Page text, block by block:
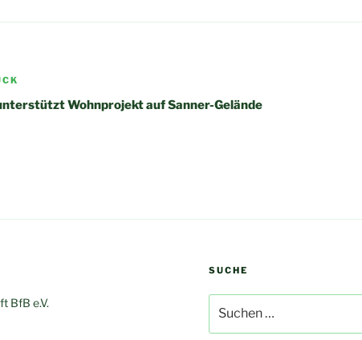
Wohnprojekt auf Sanner-Gelände
BfB e.V.
SUCHE
nach: